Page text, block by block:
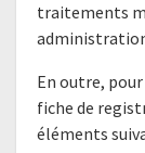
traitements
En outre,
fiche de
éléments